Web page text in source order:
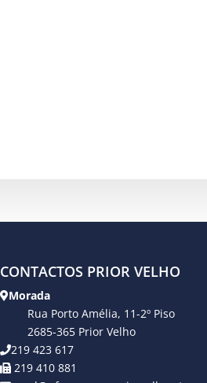
CONTACTOS PRIOR VELHO
Morada
Rua Porto Amélia, 11-2º Piso
2685-365 Prior Velho
219 423 617
219 410 881